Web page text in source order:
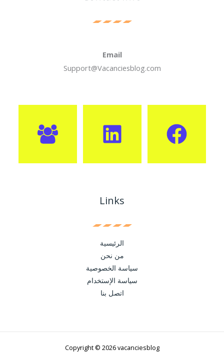
Email
Support@Vacanciesblog.com
Links
الرئيسية
من نحن
سياسة الخصوصية
سياسة الإستخدام
اتصل بنا
Copyright © 2026 vacanciesblog